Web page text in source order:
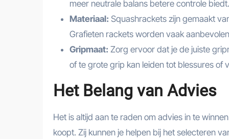
meer neutrale balans betere controle biedt.
Materiaal: Squashrackets zijn gemaakt
Grafieten rackets worden vaak
Gripmaat: Zorg ervoor dat je de juiste
of te grote grip kan leiden tot blessures of
Het Belang van Advies
Het is altijd aan te raden om advies in te
koopt. Zij kunnen je helpen bij het selecteren